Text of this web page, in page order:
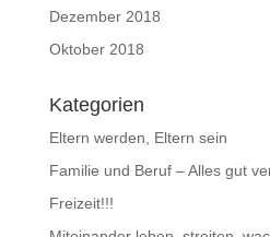
Dezember 2018
Oktober 2018
Kategorien
Eltern werden, Eltern sein
Familie und Beruf – Alles gut
Freizeit!!!